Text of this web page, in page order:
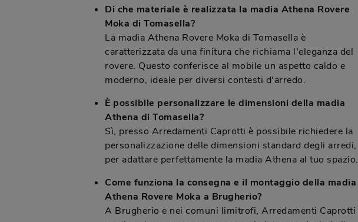
Di che materiale è realizzata la madia Athena Rovere
Moka di Tomasella?
La madia Athena Rovere Moka di Tomasella è
caratterizzata da una finitura che richiama l'eleganza del
rovere. Questo conferisce al mobile un aspetto caldo e
moderno, ideale per diversi contesti d'arredo.
È possibile personalizzare le dimensioni della madia
Athena di Tomasella?
Sì, presso Arredamenti Caprotti è possibile richiedere la
personalizzazione delle dimensioni standard degli arredi,
per adattare perfettamente la madia Athena al tuo spazio.
Come funziona la consegna e il montaggio della madia
Athena Rovere Moka a Brugherio?
A Brugherio e nei comuni limitrofi, Arredamenti Caprotti